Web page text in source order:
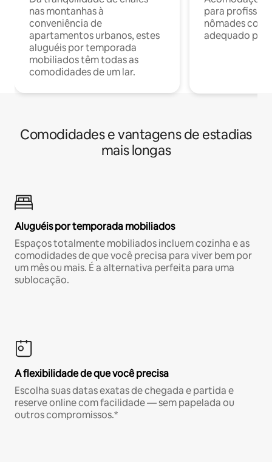
nas montanhas à
conveniência de
apartamentos urbanos, estes
aluguéis por temporada
mobiliados têm todas as
comodidades de um lar.
para
nômades com
adequado
Comodidades e vantagens de estadias
mais longas
Aluguéis por temporada mobiliados
Espaços totalmente mobiliados incluem cozinha e as
comodidades de que você precisa para viver bem por
um mês ou mais. É a alternativa perfeita para uma
sublocação.
A flexibilidade de que você precisa
Escolha suas datas exatas de chegada e partida e
reserve online com facilidade — sem papelada ou
outros compromissos.*